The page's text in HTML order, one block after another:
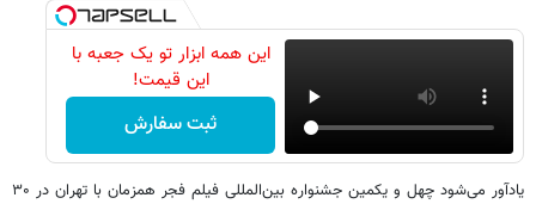
این همه ابزار تو یک جعبه با
این قیمت!
ثبت سفارش
یادآور می‌شود چهل و یکمین جشنواره بین‌المللی فیلم فجر همزمان با تهران در ۳۰